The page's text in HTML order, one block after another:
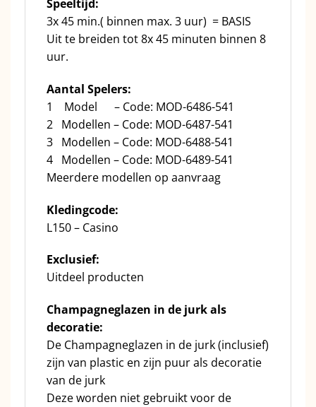
Speeltijd:
3x 45 min.( binnen max. 3 uur) = BASIS
Uit te breiden tot 8x 45 minuten binnen 8
uur.
Aantal Spelers:
1 Model – Code: MOD-6486-541
2 Modellen – Code: MOD-6487-541
3 Modellen – Code: MOD-6488-541
4 Modellen – Code: MOD-6489-541
Meerdere modellen op aanvraag
Kledingcode:
L150 – Casino
Exclusief:
Uitdeel producten
Champagneglazen in de jurk als
decoratie:
De Champagneglazen in de jurk (inclusief)
zijn van plastic en zijn puur als decoratie
van de jurk
Deze worden niet gebruikt voor de